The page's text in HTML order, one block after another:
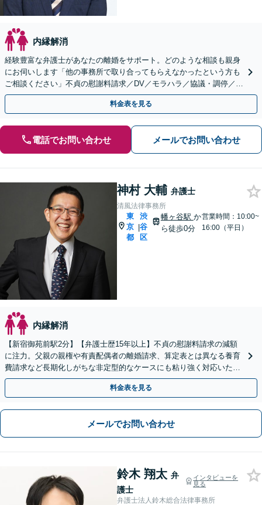
内縁解消
経験豊富な弁護士があなたの離婚をサポート。どのような相談も親身
にお伺いします「他の事務所で取り合ってもらえなかったという方も
ご相談ください」不貞の慰謝料請求／DV／モラハラ／協議・調停／婚
姻費用／財産分与／養育費／親権など【完全個室対応】
料金表を見る
電話でお問い合わせ メールでお問い合わせ
神村 大輔 弁護士
清風法律事務所
東
京
都
|
渋
谷
区
幡ヶ谷駅 か
ら徒歩0分
営業時間：10:00~
16:00（平日）
内縁解消
【新宿御苑前駅2分】【弁護士歴15年以上】不貞の慰謝料請求の減額
に注力。父親の親権や有責配偶者の離婚請求、算定表とは異なる養育
費請求など長期化しがちな非定型的なケースにも粘り強く対応いたし
ます。【初回相談30分無料】【休日・夜間相談可】
料金表を見る
メールでお問い合わせ
鈴木 翔太 弁
護士
インタビューを
見る
弁護士法人鈴木総合法律事務所